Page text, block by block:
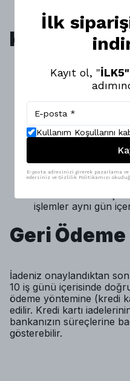
yapılamamaktadır.
Kolay İşlem
Talebin İletilmesi:
kanallarımız
Hizmetleri
ulaşarak talebinizi
Anlaşmalı Kargo:
iletilecek ücretsiz
ile ürününüzü
firmasına teslim
Hızlı Kalite Kontrol:
ulaştığında uzman
işlemler aynı gün
Geri
İadeniz onaylandıktan
10 iş günü içerisinde
ödeme yöntemine (kredi
edilir. Kredi kartı
bankanızın süreçlerine
gösterebilir.
İlk
Kayıt ol, "İLK5"
Kullanım Koşullarını
E-posta adresinizi girerek pazarlama
edersiniz ve Gizlilik Politikamızı